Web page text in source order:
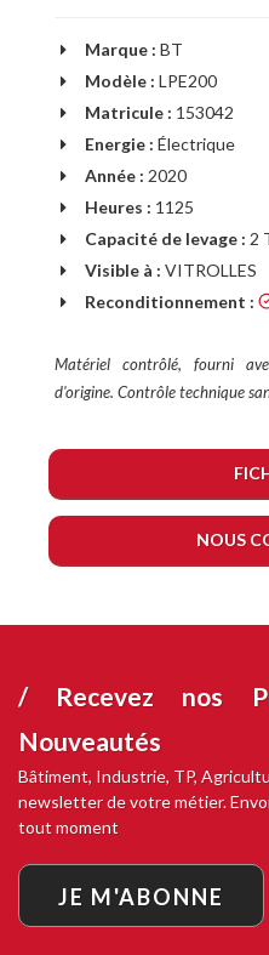
Marque : BT
Modèle : LPE200
Matricule : 153042
Energie : Électrique
Année : 2020
Heures : 1125
Capacité de levage : 2
Visible à : VITROLLES
Reconditionnement :
Matériel contrôlé, fourni
d'origine. Contrôle technique
NOUS
/ Recevez nos
Nouveautés
Bâtiment, Industrie, TP,
newsletter de votre métier.
tout moment
JE M'ABONNE